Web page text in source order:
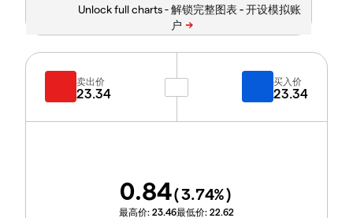
Unlock full charts -
卖出价
23.34
买入价
23.34
0.84(3.74%)
最高价: 23.46最低价: 22.62